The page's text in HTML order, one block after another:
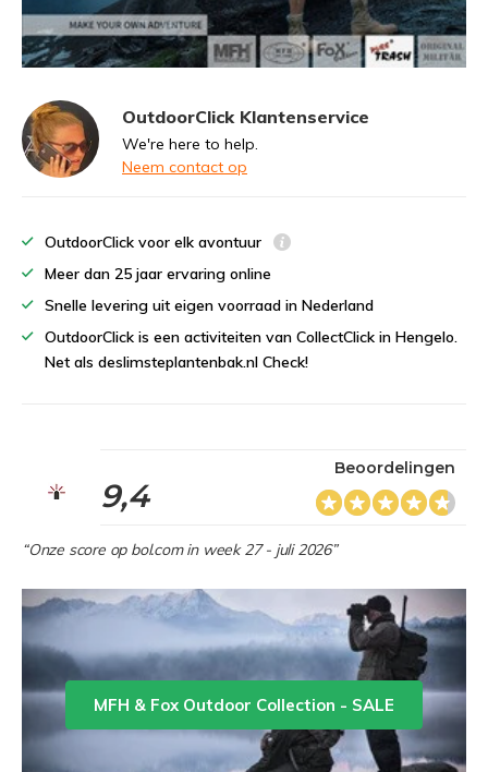
OutdoorClick Klantenservice
We're here to help.
Neem contact op
OutdoorClick voor elk avontuur
Meer dan 25 jaar ervaring online
Snelle levering uit eigen voorraad in Nederland
OutdoorClick is een activiteiten van CollectClick in Hengelo.
Net als deslimsteplantenbak.nl Check!
9,4
Beoordelingen
“Onze score op bol.com in week 27 - juli 2026”
MFH & Fox Outdoor Collection - SALE